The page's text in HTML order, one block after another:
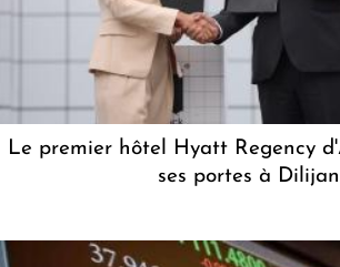
Le premier hôtel Hyatt Regency
ses portes à Dilijan